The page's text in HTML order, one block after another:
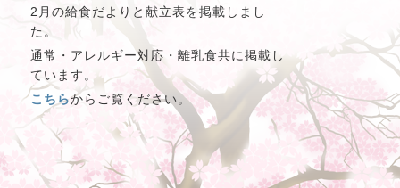
2月の給食だよりと献立表を掲載しまし
た。
通常・アレルギー対応・離乳食共に掲載し
ています。
こちらからご覧ください。